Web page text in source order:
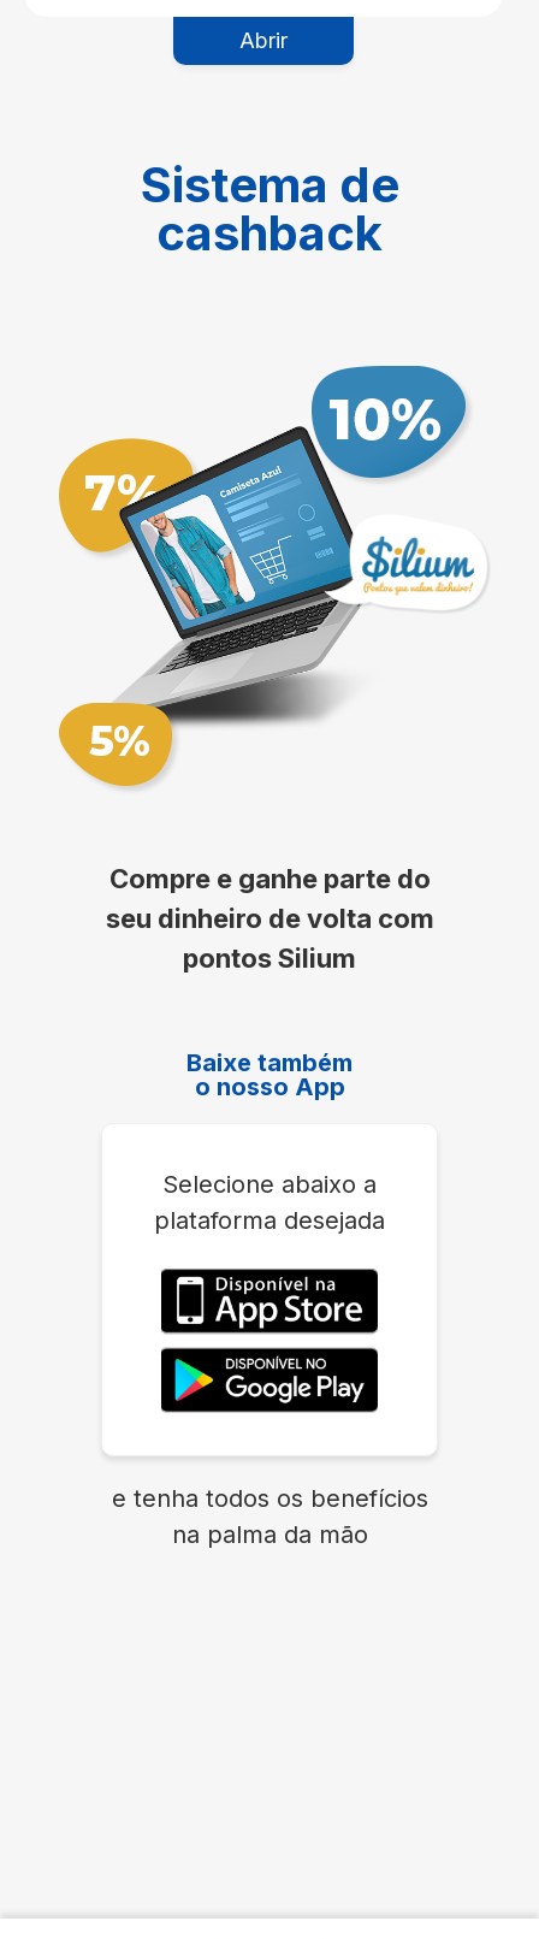
Abrir
Sistema de
cashback
Compre e ganhe parte do
seu dinheiro de volta com
pontos Silium
Baixe também
o nosso App
e tenha todos os benefícios
na palma da mão
Selecione abaixo a
plataforma desejada